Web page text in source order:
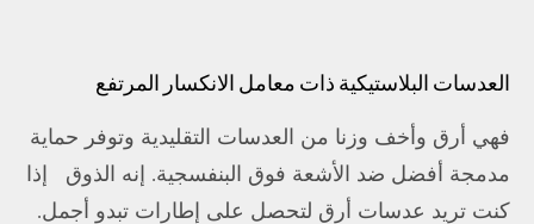
العدسات البلاستيكية ذات معامل الانكسار المرتفع
فهي أرق وأخف وزنا من العدسات التقليدية وتوفر حماية
مدمجة أفضل ضد الأشعة فوق البنفسجية. إنه الذوق
إذا
كنت تريد عدسات أرق لتحصل على إطارات تبدو أجمل.